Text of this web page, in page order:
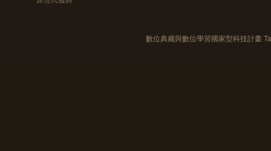
數位典藏與數位學習國家型科技計畫